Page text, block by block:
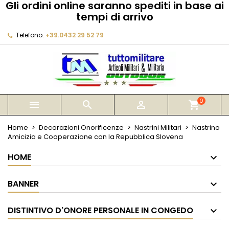
Gli ordini online saranno spediti in base ai
tempi di arrivo
Telefono: +39.0432 29 52 79
   shopping_cart0
Home Decorazioni Onorificenze Nastrini Militari
Nastrino
Amicizia e Cooperazione con la Repubblica Slovena
HOME
BANNER
DISTINTIVO D'ONORE PERSONALE IN CONGEDO
My wishlists
add_circle_outline Create new list
Crea lista dei desideri
Annulla Crea lista dei desideri
Devi avere effettuato l'accesso per salvare dei
prodotti nella tua lista dei desideri.
Annulla